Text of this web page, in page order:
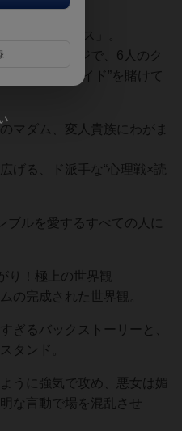
ラン・パレス」。
このステージで、6人のク
大切な“プライド”を賭けて
マダム、変人貴族にわがま
げる、ド派手な“心理戦×読
ルを愛するすべての人に
り！極上の世界観
の完成された世界観。
ぎるバックストーリーと、
タンド。
うに強気で攻め、悪女は媚
な言動で場を混乱させ